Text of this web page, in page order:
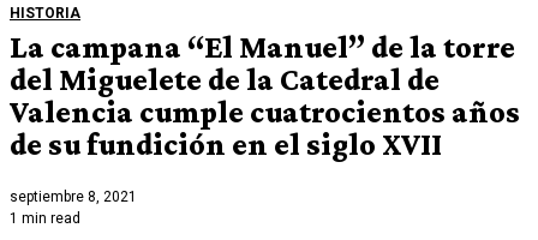
HISTORIA
La campana “El Manuel” de la torre
del Miguelete de la Catedral de
Valencia cumple cuatrocientos años
de su fundición en el siglo XVII
septiembre 8, 2021
1 min read